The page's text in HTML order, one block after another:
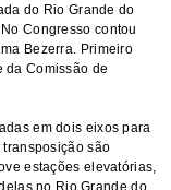
do Rio Grande do
Congresso contou
Bezerra. Primeiro
da Comissão de
em dois eixos para
são
estações elevatórias,
no Rio Grande do